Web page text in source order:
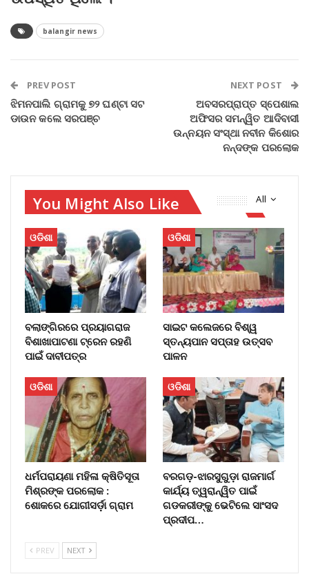
balangir news
PREV POST
ଝିମନପାଲି ଗ୍ରାମକୁ ୭୨ ଘଣ୍ଟା ସଟ
ଡାଉନ କଲେ ସରପଞ୍ଚ
NEXT POST
ଅବସରପ୍ରାପ୍ତ ସ୍ପେଶାଲ
ଅଫିସର ସମନ୍ୱିତ ଆଦିବାସୀ
ଉନ୍ନୟନ ସଂସ୍ଥା ନବୀନ କିଶୋର
ନନ୍ଦଙ୍କ ପରଲୋକ
All
You Might Also Like
ଓଡିଶା
ବଲାଙ୍ଗିରରେ ପ୍ରୟାଗରାଜ
ବିଶାଖାପାଟଣା ଟ୍ରେନ ରହଣି
ପାଇଁ ଦାବୀପତ୍ର
ଓଡିଶା
ସାଇଟ କଲେଜରେ ବିଶ୍ୱ
ସ୍ତନ୍ୟପାନ ସପ୍ତାହ ଉତ୍ସବ
ପାଳନ
ଓଡିଶା
ଧର୍ମପରାୟଣା ମହିଳା କ୍ଷିତିସୂତା
ମିଶ୍ରଙ୍କ ପରଲୋକ :
ଶୋକରେ ଯୋଗୀସର୍ଡ଼ା ଗ୍ରାମ
ଓଡିଶା
ବରଗଡ଼-ଝାରସୁଗୁଡ଼ା ରାଜମାର୍ଗ
କାର୍ଯ୍ୟ ତ୍ୱରାନ୍ୱିତ ପାଇଁ
ଗଡକରୀଙ୍କୁ ଭେଟିଲେ ସାଂସଦ
ପ୍ରଦୀପ…
PREV NEXT